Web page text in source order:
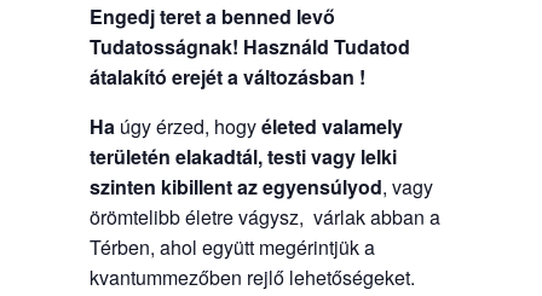
Engedj teret a benned levő
Tudatosságnak! Használd Tudatod
átalakító erejét a változásban !
Haúgy érzed, hogyéleted valamely
területén elakadtál, testi vagy lelki
szinten kibillent az egyensúlyod, vagy
örömtelibb életre vágysz, várlak abban a
Térben, ahol együtt megérintjük a
kvantummezőben rejlő lehetőségeket.